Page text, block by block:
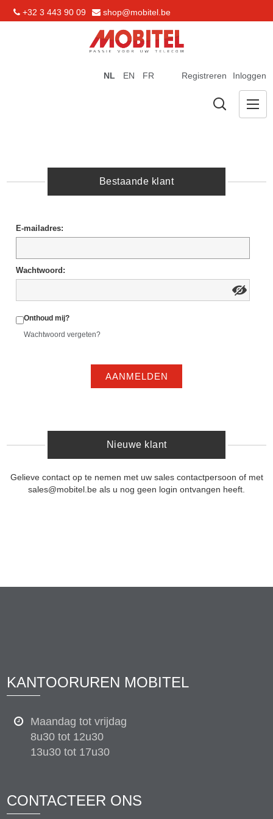
+32 3 443 90 09 shop@mobitel.be
Registreren Inloggen
NL EN FR
Bestaande klant
E-mailadres:
Wachtwoord:
Onthoud mij?
Wachtwoord vergeten?
AANMELDEN
Nieuwe klant
Gelieve contact op te nemen met uw sales contactpersoon of met
sales@mobitel.be als u nog geen login ontvangen heeft.
KANTOORUREN MOBITEL
Maandag tot vrijdag
8u30 tot 12u30
13u30 tot 17u30
CONTACTEER ONS